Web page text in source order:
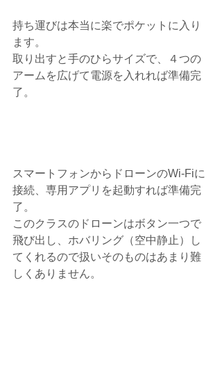
持ち運びは本当に楽でポケットに入り
ます。
取り出すと手のひらサイズで、４つの
アームを広げて電源を入れれば準備完
了。
スマートフォンからドローンのWi-Fiに
接続、専用アプリを起動すれば準備完
了。
このクラスのドローンはボタン一つで
飛び出し、ホバリング（空中静止）し
てくれるので扱いそのものはあまり難
しくありません。